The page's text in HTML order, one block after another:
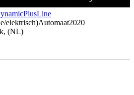
elektrisch)Automaat2020
(NL)